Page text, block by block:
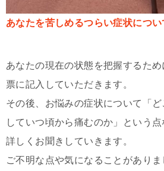
あなたを苦しめるつらい症状につい
あなたの現在の状態を把握するた
票に記入していただきます。
その後、お悩みの症状について「
していつ頃から痛むのか」という
詳しくお聞きしていきます。
ご不明な点や気になることがあり